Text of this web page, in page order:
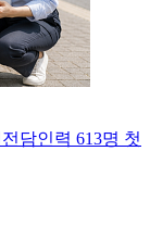
담인력 613명 첫